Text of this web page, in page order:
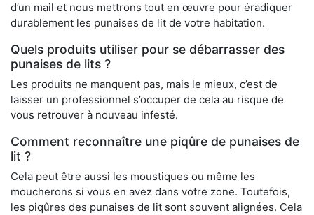
d’un mail et nous mettrons tout en œuvre pour éradiquer
durablement les punaises de lit de votre habitation.
Quels produits utiliser pour se débarrasser des
punaises de lits ?
Les produits ne manquent pas, mais le mieux, c’est de
laisser un professionnel s’occuper de cela au risque de
vous retrouver à nouveau infesté.
Comment reconnaître une piqûre de punaises de
lit ?
Cela peut être aussi les moustiques ou même les
moucherons si vous en avez dans votre zone. Toutefois,
les piqûres des punaises de lit sont souvent alignées. Cela